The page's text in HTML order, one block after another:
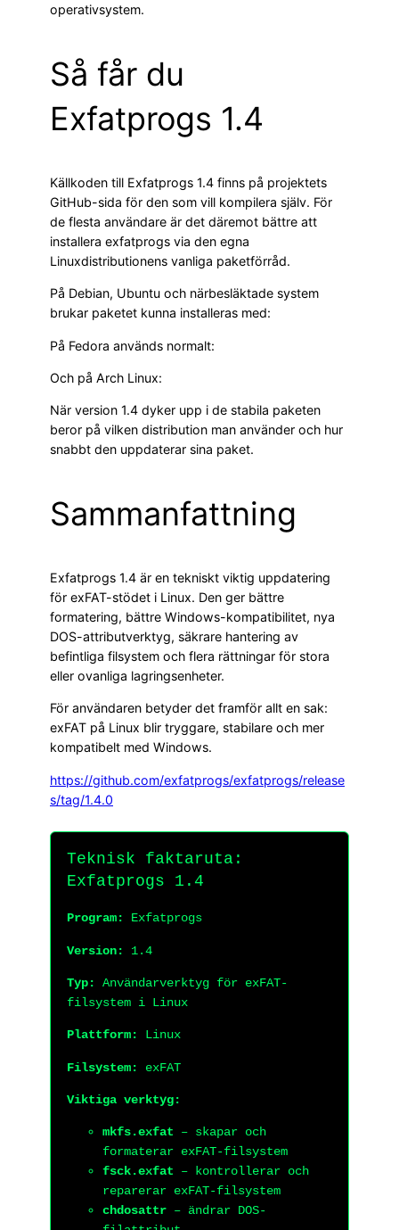
operativsystem.
Så får du
Exfatprogs 1.4
Källkoden till Exfatprogs 1.4 finns på projektets
GitHub-sida för den som vill kompilera själv. För
de flesta användare är det däremot bättre att
installera exfatprogs via den egna
Linuxdistributionens vanliga paketförråd.
På Debian, Ubuntu och närbesläktade system
brukar paketet kunna installeras med:
På Fedora används normalt:
Och på Arch Linux:
När version 1.4 dyker upp i de stabila paketen
beror på vilken distribution man använder och hur
snabbt den uppdaterar sina paket.
Sammanfattning
Exfatprogs 1.4 är en tekniskt viktig uppdatering
för exFAT-stödet i Linux. Den ger bättre
formatering, bättre Windows-kompatibilitet, nya
DOS-attributverktyg, säkrare hantering av
befintliga filsystem och flera rättningar för stora
eller ovanliga lagringsenheter.
För användaren betyder det framför allt en sak:
exFAT på Linux blir tryggare, stabilare och mer
kompatibelt med Windows.
https://github.com/exfatprogs/exfatprogs/release
s/tag/1.4.0
Teknisk faktaruta:
Exfatprogs 1.4
Program: Exfatprogs
Version: 1.4
Typ:
Användarverktyg för exFAT-
filsystem i Linux
Plattform: Linux
Filsystem: exFAT
Viktiga verktyg:
mkfs.exfat – skapar och
formaterar exFAT-filsystem
fsck.exfat – kontrollerar och
reparerar exFAT-filsystem
chdosattr – ändrar DOS-